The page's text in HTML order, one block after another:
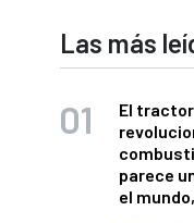
Las más
El
parece
el